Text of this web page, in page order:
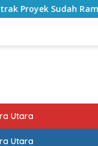
Bulan
Utara
Utara